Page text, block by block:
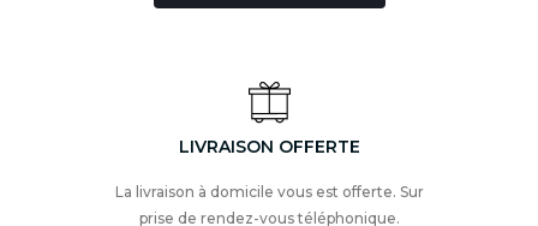
LIVRAISON OFFERTE
La livraison à domicile vous est offerte. Sur
prise de rendez-vous téléphonique.